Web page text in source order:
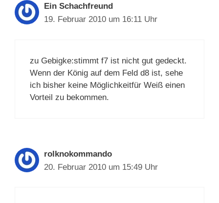
Ein Schachfreund
19. Februar 2010 um 16:11 Uhr
zu Gebigke:stimmt f7 ist nicht gut gedeckt.
Wenn der König auf dem Feld d8 ist, sehe
ich bisher keine Möglichkeitfür Weiß einen
Vorteil zu bekommen.
rolknokommando
20. Februar 2010 um 15:49 Uhr